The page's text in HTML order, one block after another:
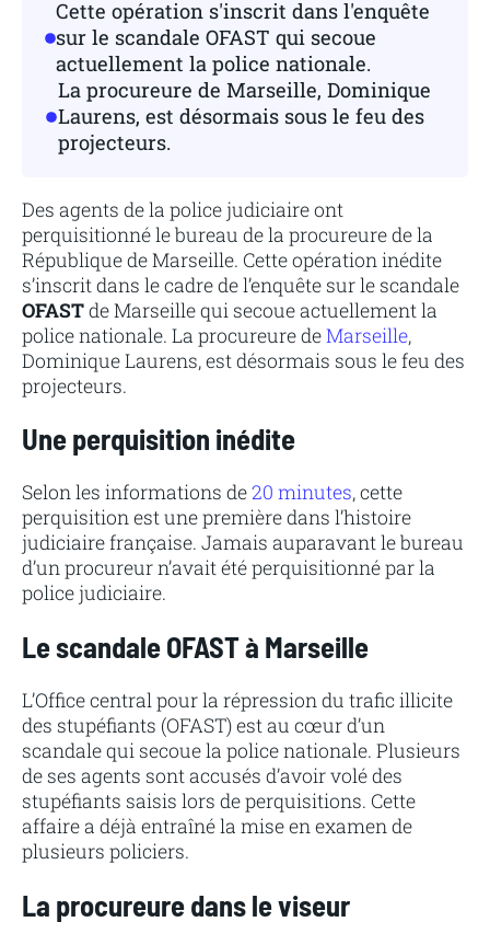
Cette opération s'inscrit dans l'enquête
sur le scandale OFAST qui secoue
actuellement la police nationale.
La procureure de Marseille, Dominique
Laurens, est désormais sous le feu des
projecteurs.
Des agents de la police judiciaire ont
perquisitionné le bureau de la procureure de la
République de Marseille. Cette opération inédite
s’inscrit dans le cadre de l’enquête sur le scandale
OFASTde Marseille qui secoue actuellement la
police nationale. La procureure deMarseille,
Dominique Laurens, est désormais sous le feu des
projecteurs.
Une perquisition inédite
Selon les informations de20 minutes, cette
perquisition est une première dans l’histoire
judiciaire française. Jamais auparavant le bureau
d’un procureur n’avait été perquisitionné par la
police judiciaire.
Le scandale OFAST à Marseille
L’Office central pour la répression du trafic illicite
des stupéfiants (OFAST) est au cœur d’un
scandale qui secoue la police nationale. Plusieurs
de ses agents sont accusés d’avoir volé des
stupéfiants saisis lors de perquisitions. Cette
affaire a déjà entraîné la mise en examen de
plusieurs policiers.
La procureure dans le viseur